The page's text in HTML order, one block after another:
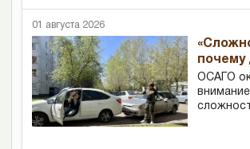
01 августа 2026
ОСАГО